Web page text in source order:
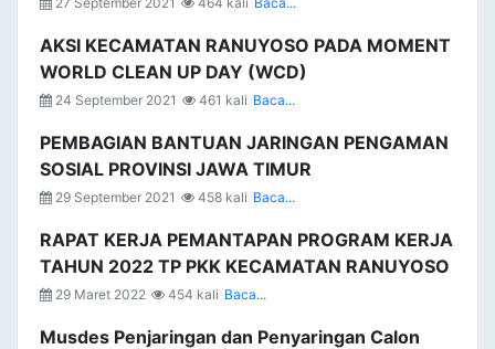
AKSI KECAMATAN RANUYOSO PADA MOMENT
WORLD CLEAN UP DAY (WCD)
24 September 2021 461 kali Baca...
PEMBAGIAN BANTUAN JARINGAN PENGAMAN
SOSIAL PROVINSI JAWA TIMUR
29 September 2021 458 kali Baca...
RAPAT KERJA PEMANTAPAN PROGRAM KERJA
TAHUN 2022 TP PKK KECAMATAN RANUYOSO
29 Maret 2022 454 kali Baca...
Musdes Penjaringan dan Penyaringan Calon